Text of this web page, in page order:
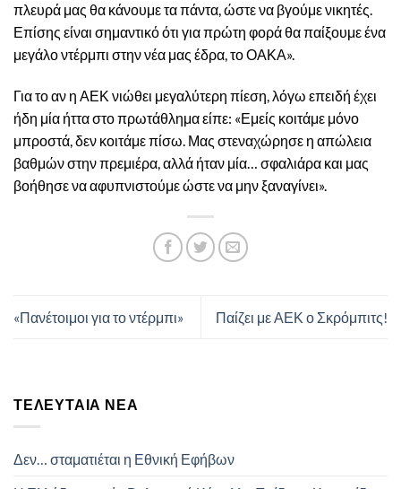
πλευρά μας θα κάνουμε τα πάντα, ώστε να βγούμε νικητές.
Επίσης είναι σημαντικό ότι για πρώτη φορά θα παίξουμε ένα
μεγάλο ντέρμπι στην νέα μας έδρα, το ΟΑΚΑ».
Για το αν η ΑΕΚ νιώθει μεγαλύτερη πίεση, λόγω επειδή έχει
ήδη μία ήττα στο πρωτάθλημα είπε: «Εμείς κοιτάμε μόνο
μπροστά, δεν κοιτάμε πίσω. Μας στεναχώρησε η απώλεια
βαθμών στην πρεμιέρα, αλλά ήταν μία… σφαλιάρα και μας
βοήθησε να αφυπνιστούμε ώστε να μην ξαναγίνει».
«Πανέτοιμοι για το ντέρμπι» Παίζει με ΑΕΚ ο Σκρόμπιτς!
ΤΕΛΕΥΤΑΊΑ ΝΈΑ
Δεν… σταματιέται η Εθνική Εφήβων